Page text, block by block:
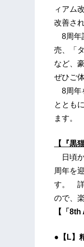
ィアム
改善さ
8周年
売、「
など、
ぜひご
8周年
ととも
ます。
【『黒
日頃
周年を
す。 詳
ので、
【「
●【L】